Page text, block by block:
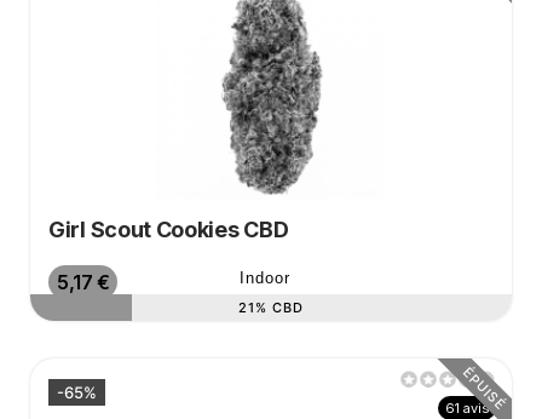
Girl Scout Cookies CBD
Prix de base
Prix
5,17 € Indoor
21% CBD
ÉPUISÉ
61 avis
-65%